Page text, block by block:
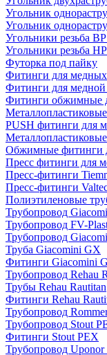
Угольник
Угольник
Угольники резьба
Угольники резьба
Футорка под пайку
Фитинги для
Фитинги для
Фитинги обжимные
PUSH фитинги для
Обжимные фитинги
Пресс фитинги для
Пресс-фитинги
Пресс-фитинги
Полиэтиленовые
Трубопровод
Трубопровод FV-
Трубопровод
Труба Giacomini GX
Фитинги Giacomini
Трубопровод Rehau
Трубы Rehau Rautitan
Фитинги Rehau
Трубопровод
Трубопровод Stout
Фитинги Stout PEX
Трубопровод Uponor